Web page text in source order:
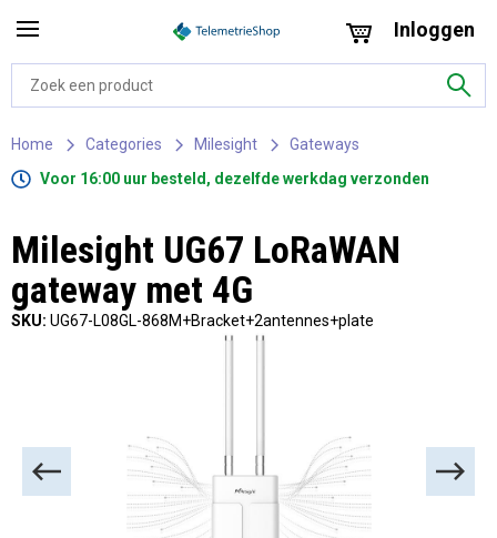
Inloggen
Home Categories Milesight
Gateways
Voor 16:00 uur besteld, dezelfde werkdag verzonden
Milesight UG67 LoRaWAN
gateway met 4G
SKU: UG67-L08GL-868M+Bracket+2antennes+plate